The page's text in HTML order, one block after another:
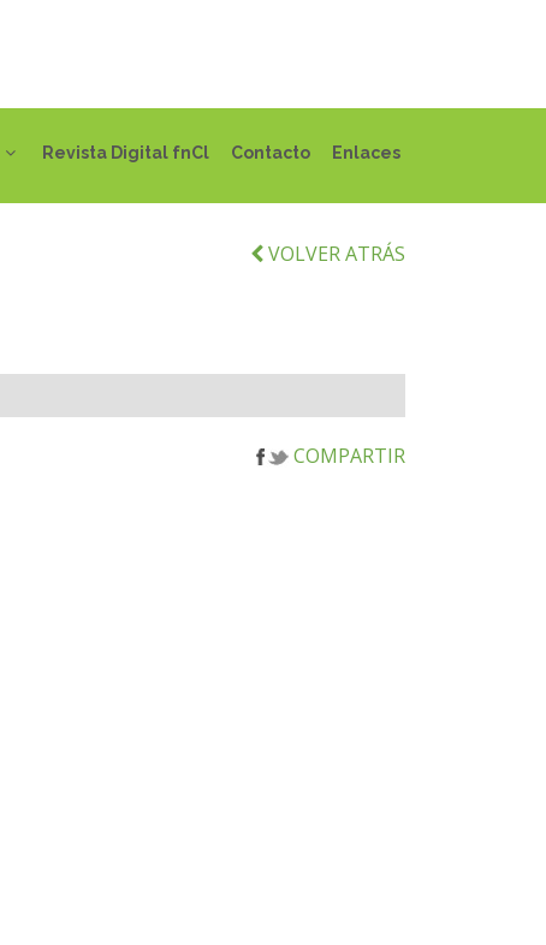
Revista Digital fnCl Contacto Enlaces
VOLVER ATRÁS
COMPARTIR